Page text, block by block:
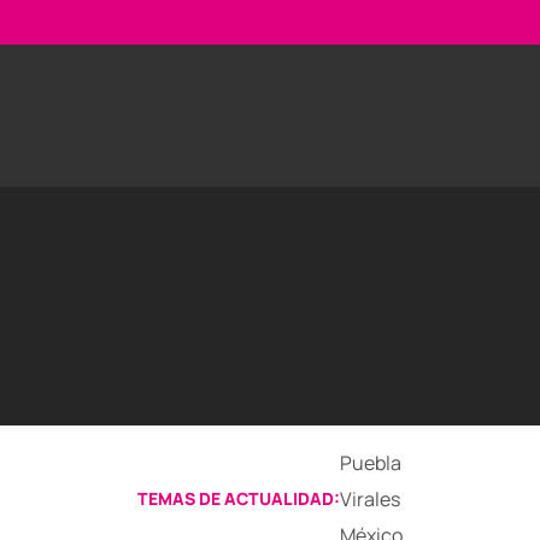
TEMAS DE ACTUALIDAD:
Puebla
Virales
México